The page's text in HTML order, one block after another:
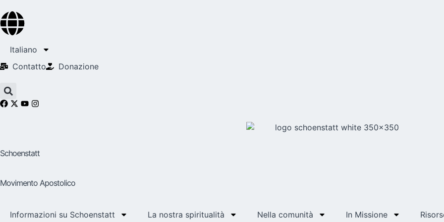
Italiano
Contatto
Donazione
Schoenstatt
Movimento Apostolico
Informazioni su Schoenstatt La nostra spiritualità Nella comunità In Missione